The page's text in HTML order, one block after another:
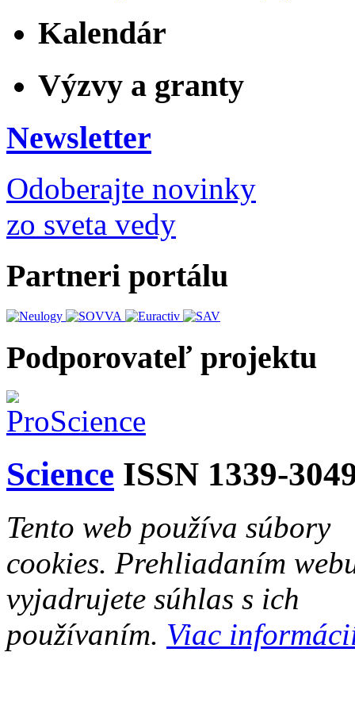
Kalendár
Výzvy a granty
Newsletter
Odoberajte novinky
zo sveta vedy
Partneri portálu
Podporovateľ projektu
Science ISSN 1339-
Tento web používa súbory
cookies. Prehliadaním
vyjadrujete súhlas s ich
používaním. Viac